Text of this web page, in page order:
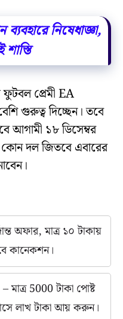
নিষেধাজ্ঞা,
প্রেমী EA
গুরুত্ব দিচ্ছেন। তবে
আগামী ১৮ ডিসেম্বর
দল জিতবে এবারের
অফার, মাত্র ১০ টাকায়
কানেকশন।
5000 টাকা পোষ্ট
লাখ টাকা আয় করুন।